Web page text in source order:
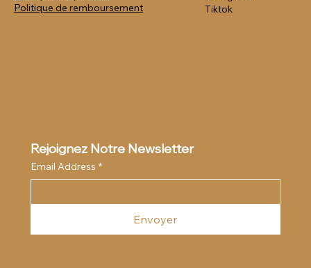
Politique de remboursement
Tiktok
Rejoignez Notre Newsletter
Email Address *
Envoyer